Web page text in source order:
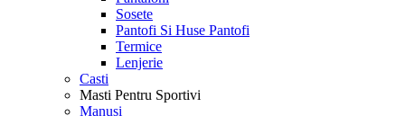
Sosete
Pantofi Si Huse Pantofi
Termice
Lenjerie
Casti
Masti Pentru Sportivi
Manusi